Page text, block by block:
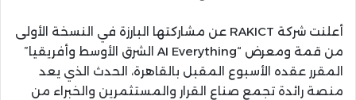
أعلنت شركة RAKICT عن مشاركتها البارزة في النسخة الأولى
من قمة ومعرض “AI Everything الشرق الأوسط وأفريقيا”
المقرر عقده الأسبوع المقبل بالقاهرة، الحدث الذي يعد
منصة رائدة تجمع صناع القرار والمستثمرين والخبراء من